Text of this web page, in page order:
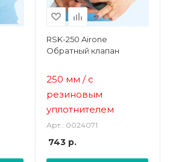
RSK-250 Airone
Обратный клапан
250 мм / с
резиновым
уплотнителем
Арт.: 0024071
743р.